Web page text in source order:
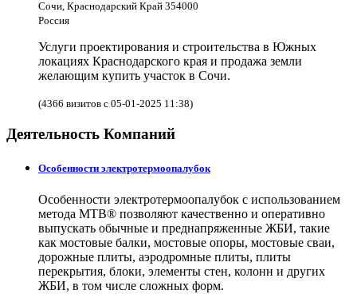
Сочи, Краснодарский Край 354000
Россия
Услуги проектирования и строительства в Южных
локациях Краснодарского края и продажа земли
желающим купить участок в Сочи.
(4366 визитов с 05-01-2025 11:38)
Деятельность Компаний
Особенности электротермоопалубок
Особенности электротермоопалубок с использованием
метода МТВ® позволяют качественно и оперативно
выпускать обычные и преднапряженные ЖБИ, такие
как мостовые балки, мостовые опоры, мостовые сваи,
дорожные плиты, аэродромные плиты, плиты
перекрытия, блоки, элементы стен, колонн и других
ЖБИ, в том числе сложных форм.